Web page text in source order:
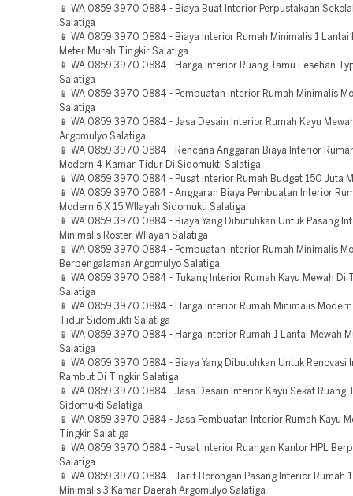
📱 WA 0859 3970 0884 - Biaya Buat Interior Perpustakaan
Salatiga
📱 WA 0859 3970 0884 - Biaya Interior Rumah Minimalis 1 Lantai
Meter Murah Tingkir Salatiga
📱 WA 0859 3970 0884 - Harga Interior Ruang Tamu Lesehan
Salatiga
📱 WA 0859 3970 0884 - Pembuatan Interior Rumah Minimalis
Salatiga
📱 WA 0859 3970 0884 - Jasa Desain Interior Rumah Kayu
Argomulyo Salatiga
📱 WA 0859 3970 0884 - Rencana Anggaran Biaya Interior
Modern 4 Kamar Tidur Di Sidomukti Salatiga
📱 WA 0859 3970 0884 - Pusat Interior Rumah Budget 150 Juta
📱 WA 0859 3970 0884 - Anggaran Biaya Pembuatan Interior
Modern 6 X 15 WIlayah Sidomukti Salatiga
📱 WA 0859 3970 0884 - Biaya Yang Dibutuhkan Untuk Pasang
Minimalis Roster WIlayah Salatiga
📱 WA 0859 3970 0884 - Pembuatan Interior Rumah Minimalis
Berpengalaman Argomulyo Salatiga
📱 WA 0859 3970 0884 - Tukang Interior Rumah Kayu Mewah Di
Salatiga
📱 WA 0859 3970 0884 - Harga Interior Rumah Minimalis
Tidur Sidomukti Salatiga
📱 WA 0859 3970 0884 - Harga Interior Rumah 1 Lantai Mewah
Salatiga
📱 WA 0859 3970 0884 - Biaya Yang Dibutuhkan Untuk Renovasi
Rambut Di Tingkir Salatiga
📱 WA 0859 3970 0884 - Jasa Desain Interior Kayu Sekat Ruang
Sidomukti Salatiga
📱 WA 0859 3970 0884 - Jasa Pembuatan Interior Rumah Kayu
Tingkir Salatiga
📱 WA 0859 3970 0884 - Pusat Interior Ruangan Kantor HPL
Salatiga
📱 WA 0859 3970 0884 - Tarif Borongan Pasang Interior Rumah
Minimalis 3 Kamar Daerah Argomulyo Salatiga